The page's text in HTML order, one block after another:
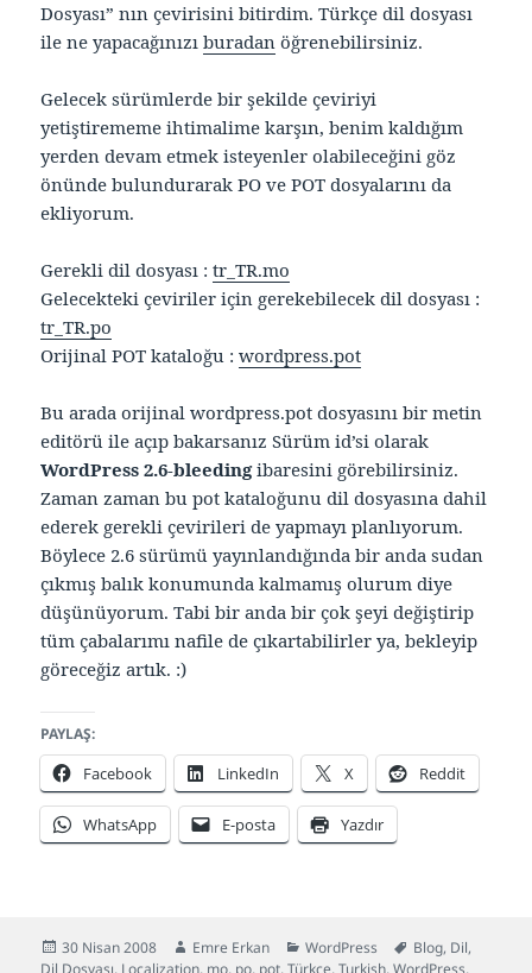
Dosyası” nın çevirisini bitirdim. Türkçe dil dosyası
ile ne yapacağınızıburadan öğrenebilirsiniz.
Gelecek sürümlerde bir şekilde çeviriyi
yetiştirememe ihtimalime karşın, benim kaldığım
yerden devam etmek isteyenler olabileceğini göz
önünde bulundurarak PO ve POT dosyalarını da
ekliyorum.
Gerekli dil dosyası :tr_TR.mo
Gelecekteki çeviriler için gerekebilecek dil dosyası :
tr_TR.po
Orijinal POT kataloğu :wordpress.pot
Bu arada orijinal wordpress.pot dosyasını bir metin
editörü ile açıp bakarsanız Sürüm id’si olarak
WordPress 2.6-bleedingibaresini görebilirsiniz.
Zaman zaman bu pot kataloğunu dil dosyasına dahil
ederek gerekli çevirileri de yapmayı planlıyorum.
Böylece 2.6 sürümü yayınlandığında bir anda sudan
çıkmış balık konumunda kalmamış olurum diye
düşünüyorum. Tabi bir anda bir çok şeyi değiştirip
tüm çabalarımı nafile de çıkartabilirler ya, bekleyip
göreceğiz artık. :)
PAYLAŞ:
Facebook LinkedIn X Reddit
WhatsApp E-posta Yazdır
Yayın
tarihi
30 Nisan 2008 Yazar
Emre Erkan Kategoriler
WordPress Etiketler
Blog, Dil,
Dil Dosyası, Localization, mo, po, pot,Türkçe,Turkish,WordPress,